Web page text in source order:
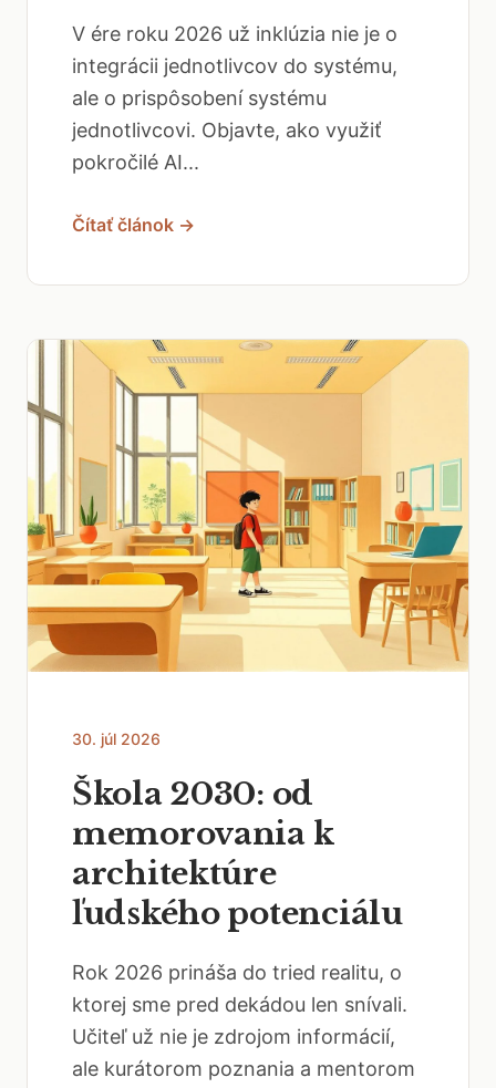
V ére roku 2026 už inklúzia nie je o
integrácii jednotlivcov do systému,
ale o prispôsobení systému
jednotlivcovi. Objavte, ako využiť
pokročilé AI...
Čítať článok →
30. júl 2026
Škola 2030: od
memorovania k
architektúre
ľudského potenciálu
Rok 2026 prináša do tried realitu, o
ktorej sme pred dekádou len snívali.
Učiteľ už nie je zdrojom informácií,
ale kurátorom poznania a mentorom